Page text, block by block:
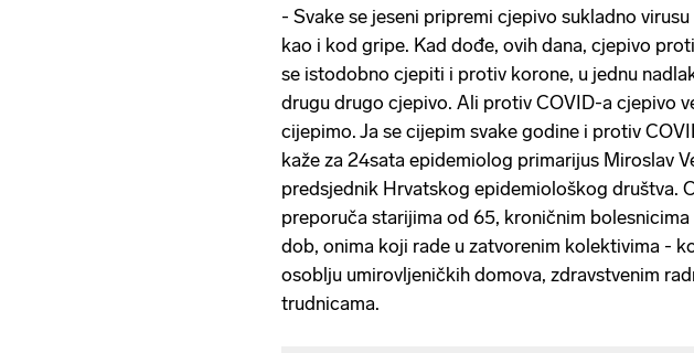
- Svake se jeseni pripremi cjepivo sukladno
kao i kod gripe. Kad dođe, ovih dana, cjepivo
se istodobno cjepiti i protiv korone, u jednu
drugu drugo cjepivo. Ali protiv COVID-a cjepivo
cijepimo. Ja se cijepim svake godine i protiv
kaže za 24sata epidemiolog primarijus Miroslav
predsjednik Hrvatskog epidemiološkog društva.
preporuča starijima od 65, kroničnim bolesnicima
dob, onima koji rade u zatvorenim kolektivima -
osoblju umirovljeničkih domova, zdravstvenim
trudnicama.